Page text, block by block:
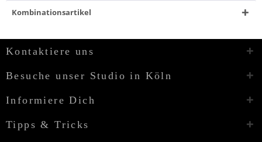
Kombinationsartikel
Kontaktiere uns
Besuche unser Studio in Köln
Informiere Dich
Tipps & Tricks